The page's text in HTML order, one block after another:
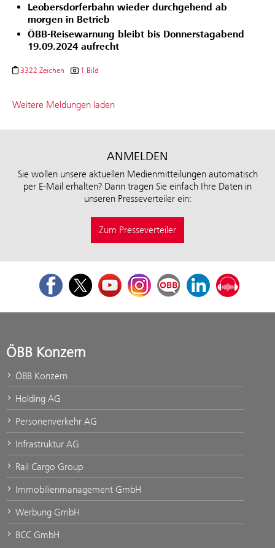
Leobersdorferbahn wieder durchgehend ab
morgen in Betrieb
ÖBB-Reisewarnung bleibt bis Donnerstagabend
19.09.2024 aufrecht
3322 Zeichen 1 Bild
Weitere Meldungen laden
ANMELDEN
Sie wollen unsere aktuellen Medienmitteilungen automatisch
per E-Mail erhalten? Dann tragen Sie einfach Ihre Daten in
unseren Presseverteiler ein:
Zum Presseverteiler
FacebookTwitterYoutubeInstagramÖBB Corporate Blog
LinkedInPodcast
ÖBB Konzern
ÖBB Konzern
Holding AG
Personenverkehr AG
Infrastruktur AG
Rail Cargo Group
Immobilienmanagement GmbH
Werbung GmbH
BCC GmbH